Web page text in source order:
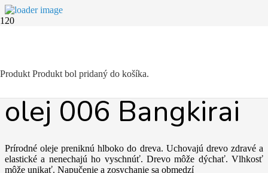
Produkt Produkt bol pridaný do košíka.
OSMO Terasový
olej 006 Bangkirai
Prírodné oleje preniknú hlboko do dreva. Uchovajú drevo zdravé a
elastické a nenechajú ho vyschnúť. Drevo môže dýchať. Vlhkosť
môže unikať. Napučenie a zosychanie sa obmedzí